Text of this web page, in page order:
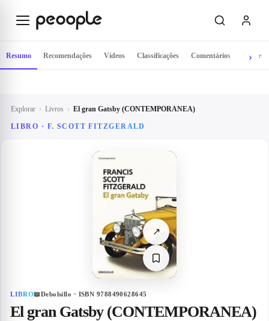
Explorar › Livros › El gran Gatsby (CONTEMPORANEA)
LIBRO · F. SCOTT FITZGERALD
↗
LIBRO📖Debolsillo · ISBN 9788490628645
El gran Gatsby (CONTEMPORANEA)
Resumo Recomendações Vídeos Classificações Comentários Autor